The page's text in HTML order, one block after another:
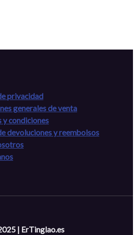
privacidad
generales de venta
y condiciones
devoluciones y reembolsos
| ErTinglao.es